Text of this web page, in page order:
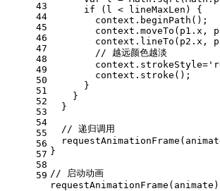
43
44
45
46
47
48
49
50
51
52
53
54
55
56
57
58
59
if (l < lineMaxLen) {
        context.
beginPath ();
        context.
moveTo (p1. x ,
        context.
lineTo (p2. x ,
// 越远颜色越淡
        context.
strokeStyle=
        context.
stroke ();
      }
    }
  }
// 递归调用
requestAnimationFrame
}
// 启动动画
requestAnimationFrame